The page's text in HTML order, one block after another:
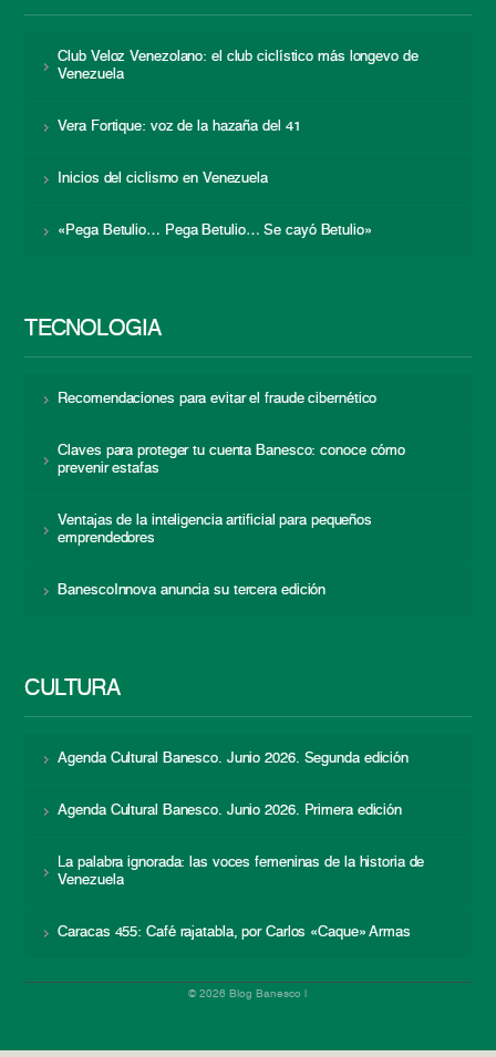
Club Veloz Venezolano: el club ciclístico más longevo de
Venezuela
Vera Fortique: voz de la hazaña del 41
Inicios del ciclismo en Venezuela
«Pega Betulio… Pega Betulio… Se cayó Betulio»
TECNOLOGÍA
Recomendaciones para evitar el fraude cibernético
Claves para proteger tu cuenta Banesco: conoce cómo
prevenir estafas
Ventajas de la inteligencia artificial para pequeños
emprendedores
BanescoInnova anuncia su tercera edición
CULTURA
Agenda Cultural Banesco. Junio 2026. Segunda edición
Agenda Cultural Banesco. Junio 2026. Primera edición
La palabra ignorada: las voces femeninas de la historia de
Venezuela
Caracas 455: Café rajatabla, por Carlos «Caque» Armas
© 2026 Blog Banesco |